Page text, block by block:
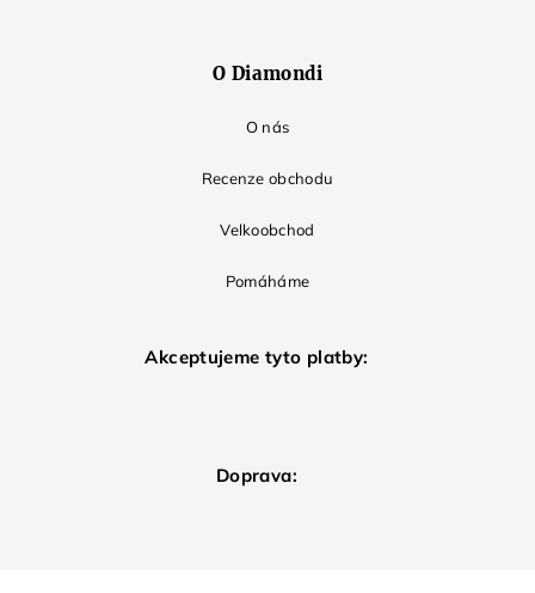
O Diamondi
O nás
Recenze obchodu
Velkoobchod
Pomáháme
Akceptujeme tyto platby:
Doprava: